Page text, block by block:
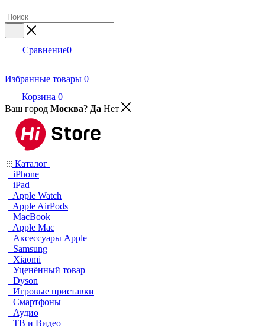
Сравнение0
Избранные товары 0
Корзина 0
Ваш город Москва? Да Нет
Каталог
iPhone
iPad
Apple Watch
Apple AirPods
MacBook
Apple Mac
Аксессуары Apple
Samsung
Xiaomi
Уценённый товар
Dyson
Игровые приставки
Смартфоны
Аудио
ТВ и Видео